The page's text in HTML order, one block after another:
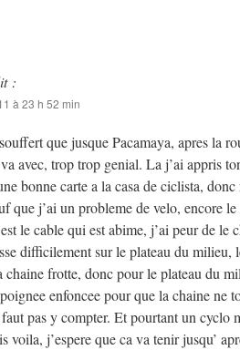
:
à 23 h 52 min
que jusque Pacamaya, apres la
avec, trop trop genial. La j’ai appris
bonne carte a la casa de ciclista,
que j’ai un probleme de velo, encore
le cable qui est abime, j’ai peur de le
difficilement sur le plateau du milieu,
chaine frotte, donc pour le plateau du
enfoncee pour que la chaine ne
pas y compter. Et pourtant un cyclo
voila, j’espere que ca va tenir jusqu’